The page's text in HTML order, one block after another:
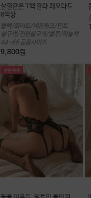
살결같은 T백 갈라 레오타드
8색상
블랙/화이트/네온핑크/민트
살구색/진한살구색/블루/하늘색
44~66 공용사이즈
9,800원